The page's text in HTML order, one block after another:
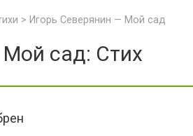
> Игорь Северянин — Мой сад
сад: Стих